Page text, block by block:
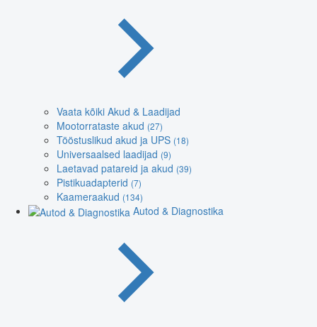
Vaata kõiki Akud & Laadijad
Mootorrataste akud (27)
Tööstuslikud akud ja UPS (18)
Universaalsed laadijad (9)
Laetavad patareid ja akud (39)
Pistikuadapterid (7)
Kaameraakud (134)
Autod & Diagnostika